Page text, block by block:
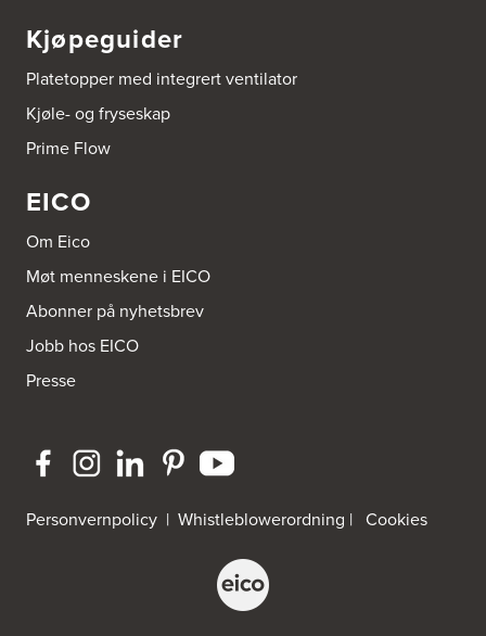
Kjøpeguider
Platetopper med integrert ventilator
Kjøle- og fryseskap
Prime Flow
EICO
Om Eico
Møt menneskene i EICO
Abonner på nyhetsbrev
Jobb hos EICO
Presse
Personvernpolicy | Whistleblowerordning | Cookies